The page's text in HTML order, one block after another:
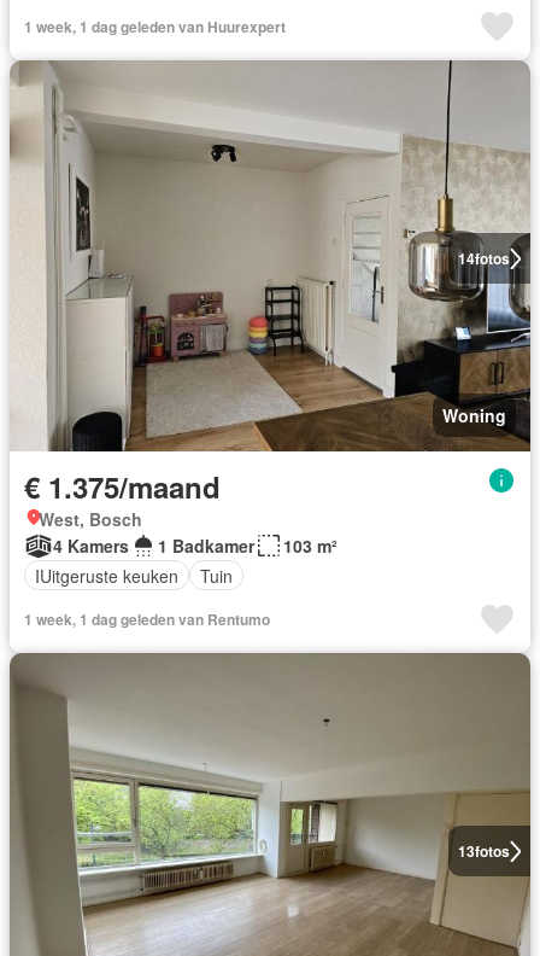
1 week, 1 dag geleden van Huurexpert
14fotos
Woning
€ 1.375/maand
West, Bosch
4 Kamers
1 Badkamer
103 m²
IUitgeruste keuken
Tuin
1 week, 1 dag geleden van Rentumo
13fotos